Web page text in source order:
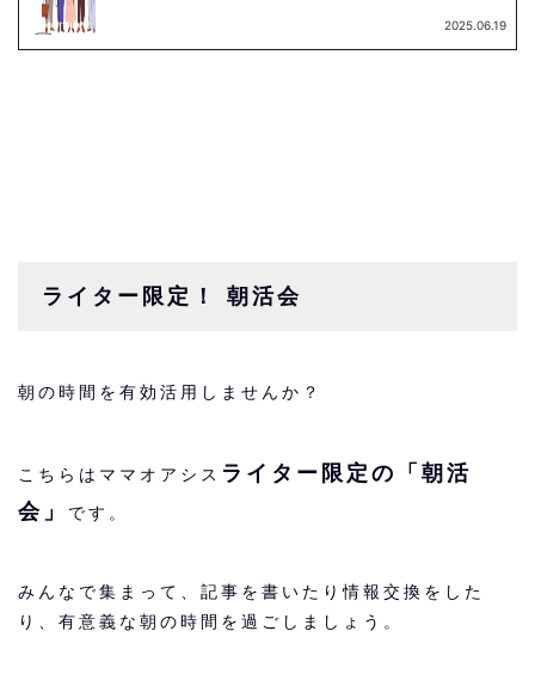
ライター限定！ 朝活会
朝の時間を有効活用しませんか？
こちらはママオアシス ライター限定の「朝活
会」
です。
みんなで集まって、記事を書いたり情報交換をした
り、有意義な朝の時間を過ごしましょう。